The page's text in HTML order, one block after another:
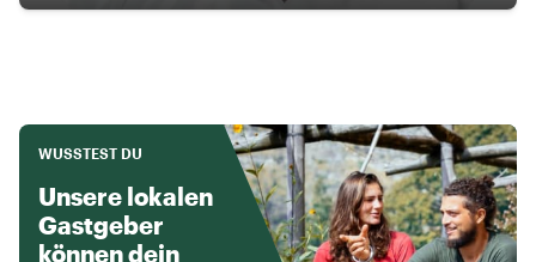
WUSSTEST DU
Unsere lokalen
Gastgeber
können dein